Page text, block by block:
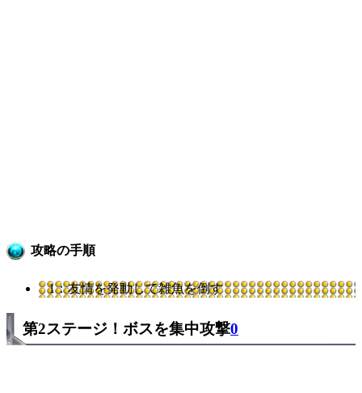
攻略の手順
1：友情を発動して雑魚を倒す
第2ステージ！ボスを集中攻撃0